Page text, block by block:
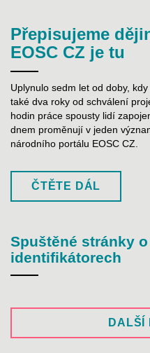
Přepisujeme
EOSC CZ je tu
Uplynulo sedm let od doby,
také dva roky od schválení
hodin práce spousty lidí
dnem proměnují v jeden
národního portálu EOSC CZ.
ČTĚTE DÁL
Spuštěné stránky
identifikátorech
DALŠÍ